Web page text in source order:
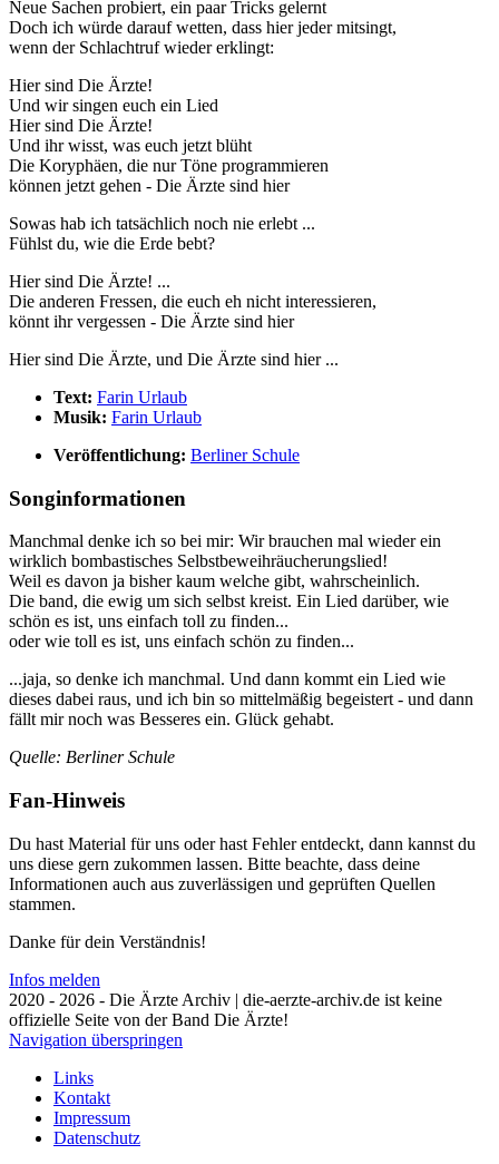
Neue Sachen probiert, ein paar Tricks gelernt
Doch ich würde darauf wetten, dass hier jeder mitsingt,
wenn der Schlachtruf wieder erklingt:
Hier sind Die Ärzte!
Und wir singen euch ein Lied
Hier sind Die Ärzte!
Und ihr wisst, was euch jetzt blüht
Die Koryphäen, die nur Töne programmieren
können jetzt gehen - Die Ärzte sind hier
Sowas hab ich tatsächlich noch nie erlebt ...
Fühlst du, wie die Erde bebt?
Hier sind Die Ärzte! ...
Die anderen Fressen, die euch eh nicht interessieren,
könnt ihr vergessen - Die Ärzte sind hier
Hier sind Die Ärzte, und Die Ärzte sind hier ...
Text: Farin Urlaub
Musik: Farin Urlaub
Veröffentlichung: Berliner Schule
Songinformationen
Manchmal denke ich so bei mir: Wir brauchen mal wieder ein
wirklich bombastisches Selbstbeweihräucherungslied!
Weil es davon ja bisher kaum welche gibt, wahrscheinlich.
Die band, die ewig um sich selbst kreist. Ein Lied darüber, wie
schön es ist, uns einfach toll zu finden...
oder wie toll es ist, uns einfach schön zu finden...
...jaja, so denke ich manchmal. Und dann kommt ein Lied wie
dieses dabei raus, und ich bin so mittelmäßig begeistert - und dann
fällt mir noch was Besseres ein. Glück gehabt.
Quelle: Berliner Schule
Fan-Hinweis
Du hast Material für uns oder hast Fehler entdeckt, dann kannst du
uns diese gern zukommen lassen. Bitte beachte, dass deine
Informationen auch aus zuverlässigen und geprüften Quellen
stammen.
Danke für dein Verständnis!
Infos melden
2020 - 2026 - Die Ärzte Archiv | die-aerzte-archiv.de ist keine
offizielle Seite von der Band Die Ärzte!
Navigation überspringen
Links
Kontakt
Impressum
Datenschutz